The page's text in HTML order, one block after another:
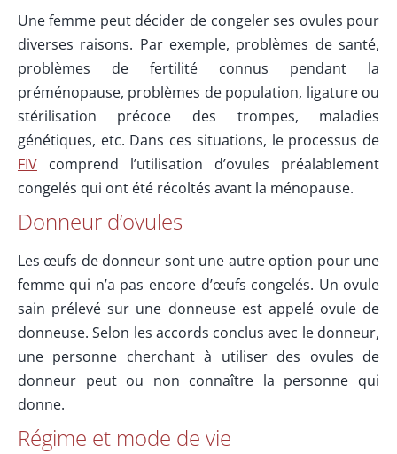
Une femme peut décider de congeler ses ovules pour
diverses raisons. Par exemple, problèmes de santé,
problèmes de fertilité connus pendant la
préménopause, problèmes de population, ligature ou
stérilisation précoce des trompes, maladies
génétiques, etc. Dans ces situations, le processus de
FIVcomprend l’utilisation d’ovules préalablement
congelés qui ont été récoltés avant la ménopause.
Donneur d’ovules
Les œufs de donneur sont une autre option pour une
femme qui n’a pas encore d’œufs congelés. Un ovule
sain prélevé sur une donneuse est appelé ovule de
donneuse. Selon les accords conclus avec le donneur,
une personne cherchant à utiliser des ovules de
donneur peut ou non connaître la personne qui
donne.
Régime et mode de vie